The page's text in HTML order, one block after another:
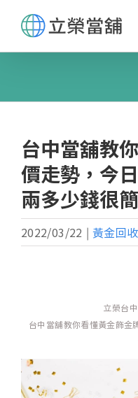
content
台中當舖教
價走勢，今
兩多少錢很
2022/03/22 | 黃金回收
立榮台
台中當舖教你看懂黃金飾金